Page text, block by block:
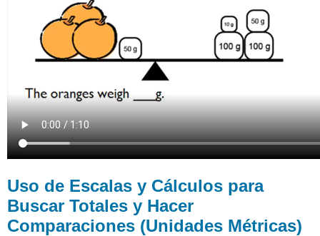
(Unidades
Métricas)
Uso de Escalas y Cálculos para
Buscar Totales y Hacer
Comparaciones (Unidades Métricas)